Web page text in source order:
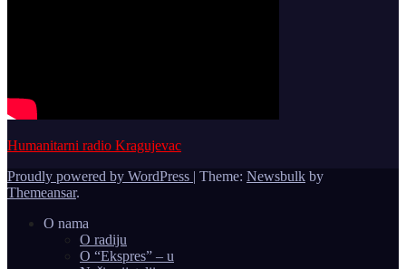
Humanitarni radio Kragujevac
Proudly powered by WordPress | Theme: Newsbulk by
Themeansar.
O nama
O radiju
O “Ekspres” – u